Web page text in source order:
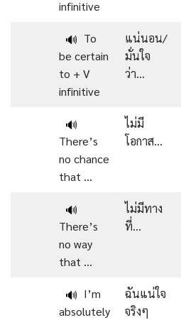
infinitive
🔊 To
be certain
to + V
infinitive
แน่นอน/
มั่นใจ
ว่า…
🔊
There’s
no chance
that …
ไม่มี
โอกาส…
🔊
There’s
no way
that …
ไม่มีทาง
ที่…
🔊 I’m
absolutely
ฉันแน่ใจ
จริงๆ